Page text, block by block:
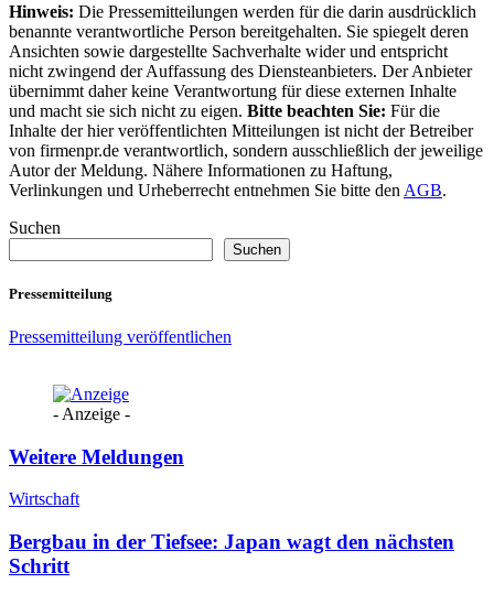
Hinweis: Die Pressemitteilungen werden für die darin ausdrücklich
benannte verantwortliche Person bereitgehalten. Sie spiegelt deren
Ansichten sowie dargestellte Sachverhalte wider und entspricht
nicht zwingend der Auffassung des Diensteanbieters. Der Anbieter
übernimmt daher keine Verantwortung für diese externen Inhalte
und macht sie sich nicht zu eigen. Bitte beachten Sie: Für die
Inhalte der hier veröffentlichten Mitteilungen ist nicht der Betreiber
von firmenpr.de verantwortlich, sondern ausschließlich der jeweilige
Autor der Meldung. Nähere Informationen zu Haftung,
Verlinkungen und Urheberrecht entnehmen Sie bitte den AGB.
Suchen
Suchen
Pressemitteilung
Pressemitteilung veröffentlichen
- Anzeige -
Weitere Meldungen
Wirtschaft
Bergbau in der Tiefsee: Japan wagt den nächsten
Schritt